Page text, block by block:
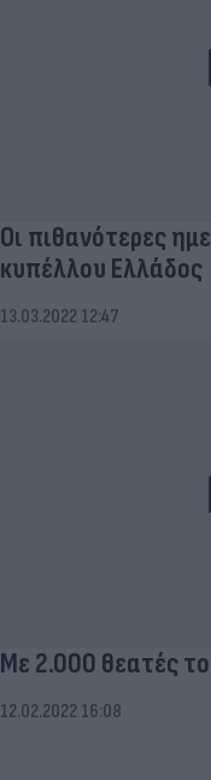
Οι πιθανότερες
κυπέλλου Ελλάδος
13.03.2022 12:47
Με 2.000 θεατές
12.02.2022 16:08